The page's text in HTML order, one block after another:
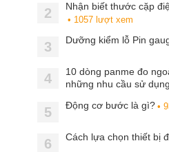
2 Nhận biết thước cặp
• 1057 lượt xem
3 Dưỡng kiểm lỗ Pin
4
10 dòng panme đo
những nhu cầu sử
5 Động cơ bước là gì? •
6 Cách lựa chọn thiết bị